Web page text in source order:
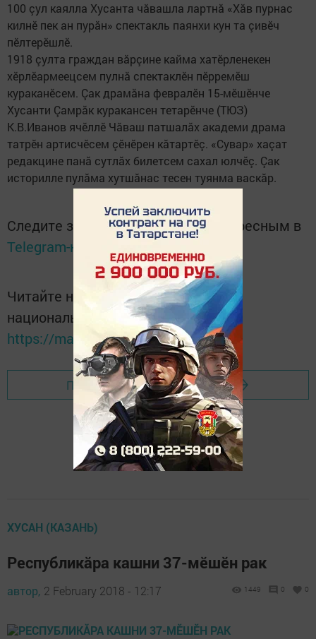
100 çул каялла Хусанта чăвашла лартнă «Хăв пурнас
килнӗ пек ан пурăн» спектакль паянхи кун та çивӗч
пӗлтерӗшлӗ.
1918 çулта граждан вăрçине кайма хатӗрленекен
хӗрлӗармеецсем пулнă спектаклӗн пӗрремӗш
кураканӗсем. Çак драмăна февралӗн 15-мӗшӗнче
Хусанти Çамрăк куракансен тетарӗнче (ТЮЗ)
К.В.Иванов ячӗллӗ Чăваш патшалăх академи драма
татрӗн артисчӗсем çӗнӗрен кăтартӗç. «Сувар» хаçат
редакцине панă сутлăх билетсем сахал юлчӗç. Çак
историлле пулăма хутшăнас тесен туянма васкăр.
Следите за самым важным и интересным в
Telegram-канале
Читайте новости Татарстана в
национальном мессенджере MАХ:
https://max.ru/tatmedia
Перейти на страницу новости
ХУСАН (КАЗАНЬ)
Республикăра кашни 37-мӗшӗн рак
автор, 2 February 2018 - 12:17 1449 0 0